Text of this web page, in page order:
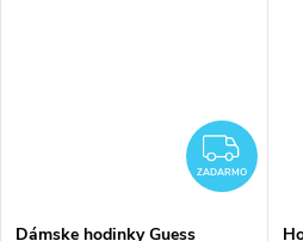
ZADARMO
Dámske hodinky Guess